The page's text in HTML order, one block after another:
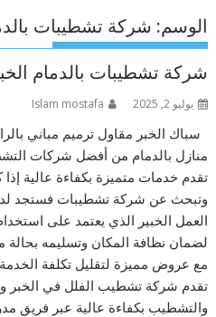
الوسم: شركة تشطيبات
شركة تشطيبات بالدمام الخبر
يوليو 2, 2025 Islam mostafa
سباك الخبر مقاول ترميم مباني
منازل بالدمام من أفضل شركات
تقدم خدمات متميزة بكفاءة عالية
وتبحث عن شركة تشطيبات فستجد
العمل الخبير الذي يعتمد على
لضمان نظافة المكان وتسليمه بحالة
مع عروض مميزة لتقليل تكلفة
تقدم شركة تشطيب الفلل في الخبر
والتشطيب بكفاءة عالية عبر فريق